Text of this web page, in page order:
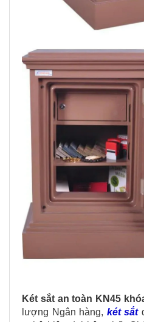
Két sắt an toàn KN45
lượng Ngân hàng, két sắt